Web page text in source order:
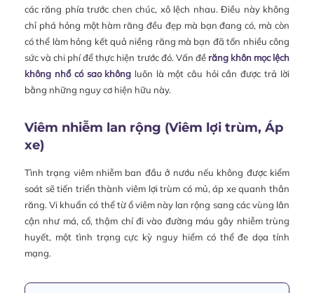
các răng phía trước chen chúc, xô lệch nhau. Điều này không
chỉ phá hỏng một hàm răng đều đẹp mà bạn đang có, mà còn
có thể làm hỏng kết quả niềng răng mà bạn đã tốn nhiều công
sức và chi phí để thực hiện trước đó. Vấn đề răng khôn mọc lệch
không nhổ có sao không luôn là một câu hỏi cần được trả lời
bằng những nguy cơ hiện hữu này.
Viêm nhiễm lan rộng (Viêm lợi trùm, Áp
xe)
Tình trạng viêm nhiễm ban đầu ở nướu nếu không được kiểm
soát sẽ tiến triển thành viêm lợi trùm có mủ, áp xe quanh thân
răng. Vi khuẩn có thể từ ổ viêm này lan rộng sang các vùng lân
cận như má, cổ, thậm chí đi vào đường máu gây nhiễm trùng
huyết, một tình trạng cực kỳ nguy hiểm có thể đe dọa tính
mạng.